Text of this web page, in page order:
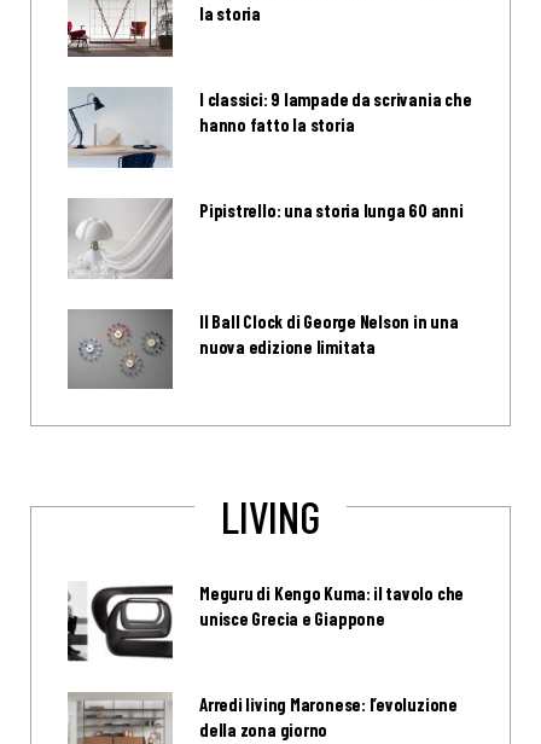
la storia
I classici: 9 lampade da scrivania che
hanno fatto la storia
Pipistrello: una storia lunga 60 anni
Il Ball Clock di George Nelson in una
nuova edizione limitata
LIVING
Meguru di Kengo Kuma: il tavolo che
unisce Grecia e Giappone
Arredi living Maronese: l’evoluzione
della zona giorno